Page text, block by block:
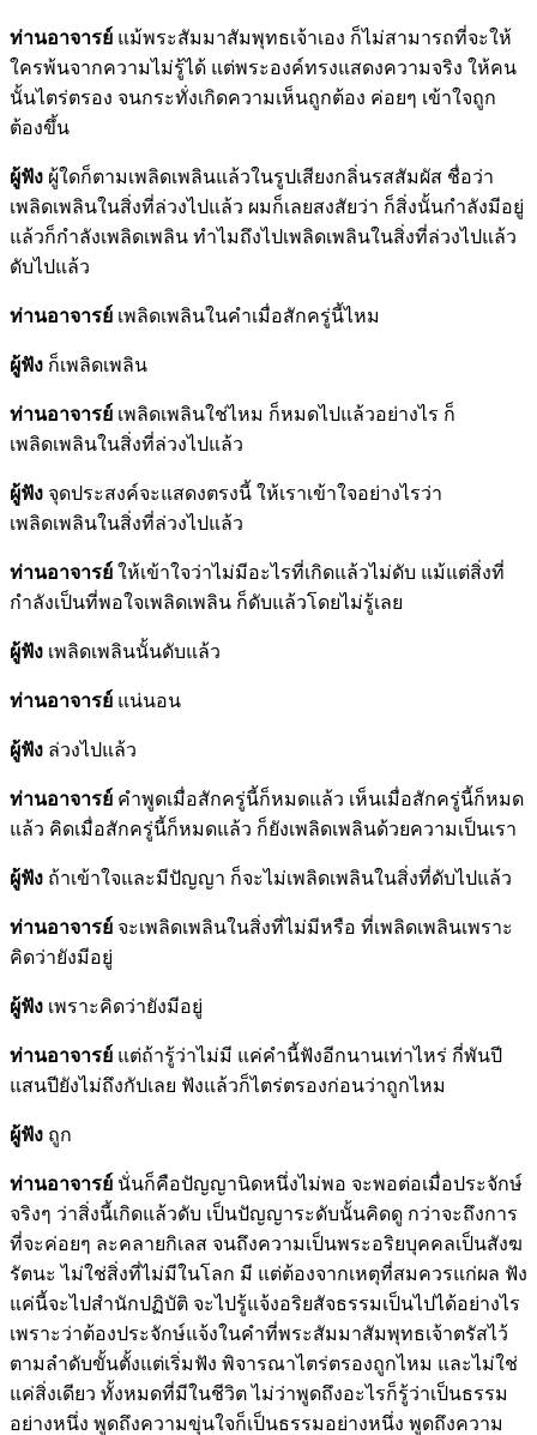
ท่านอาจารย์ แม้พระสัมมาสัมพุทธเจ้าเอง ก็ไม่สามารถที่จะให้
ใครพ้นจากความไม่รู้ได้ แต่พระองค์ทรงแสดงความจริง ให้คน
นั้นไตร่ตรอง จนกระทั่งเกิดความเห็นถูกต้อง ค่อยๆ เข้าใจถูก
ต้องขึ้น
ผู้ฟัง ผู้ใดก็ตามเพลิดเพลินแล้วในรูปเสียงกลิ่นรสสัมผัส ชื่อว่า
เพลิดเพลินในสิ่งที่ล่วงไปแล้ว ผมก็เลยสงสัยว่า ก็สิ่งนั้นกำลังมีอยู่
แล้วก็กำลังเพลิดเพลิน ทำไมถึงไปเพลิดเพลินในสิ่งที่ล่วงไปแล้ว
ดับไปแล้ว
ท่านอาจารย์ เพลิดเพลินในคำเมื่อสักครู่นี้ไหม
ผู้ฟัง ก็เพลิดเพลิน
ท่านอาจารย์ เพลิดเพลินใช่ไหม ก็หมดไปแล้วอย่างไร ก็
เพลิดเพลินในสิ่งที่ล่วงไปแล้ว
ผู้ฟัง จุดประสงค์จะแสดงตรงนี้ ให้เราเข้าใจอย่างไรว่า
เพลิดเพลินในสิ่งที่ล่วงไปแล้ว
ท่านอาจารย์ ให้เข้าใจว่าไม่มีอะไรที่เกิดแล้วไม่ดับ แม้แต่สิ่งที่
กำลังเป็นที่พอใจเพลิดเพลิน ก็ดับแล้วโดยไม่รู้เลย
ผู้ฟัง เพลิดเพลินนั้นดับแล้ว
ท่านอาจารย์ แน่นอน
ผู้ฟัง ล่วงไปแล้ว
ท่านอาจารย์ คำพูดเมื่อสักครู่นี้ก็หมดแล้ว เห็นเมื่อสักครู่นี้ก็หมด
แล้ว คิดเมื่อสักครู่นี้ก็หมดแล้ว ก็ยังเพลิดเพลินด้วยความเป็นเรา
ผู้ฟัง ถ้าเข้าใจและมีปัญญา ก็จะไม่เพลิดเพลินในสิ่งที่ดับไปแล้ว
ท่านอาจารย์ จะเพลิดเพลินในสิ่งที่ไม่มีหรือ ที่เพลิดเพลินเพราะ
คิดว่ายังมีอยู่
ผู้ฟัง เพราะคิดว่ายังมีอยู่
ท่านอาจารย์ แต่ถ้ารู้ว่าไม่มี แค่คำนี้ฟังอีกนานเท่าไหร่ กี่พันปี
แสนปียังไม่ถึงกัปเลย ฟังแล้วก็ไตร่ตรองก่อนว่าถูกไหม
ผู้ฟัง ถูก
ท่านอาจารย์ นั่นก็คือปัญญานิดหนึ่งไม่พอ จะพอต่อเมื่อประจักษ์
จริงๆ ว่าสิ่งนี้เกิดแล้วดับ เป็นปัญญาระดับนั้นคิดดู กว่าจะถึงการ
ที่จะค่อยๆ ละคลายกิเลส จนถึงความเป็นพระอริยบุคคลเป็นสังฆ
รัตนะ ไม่ใช่สิ่งที่ไม่มีในโลก มี แต่ต้องจากเหตุที่สมควรแก่ผล ฟัง
แค่นี้จะไปสำนักปฏิบัติ จะไปรู้แจ้งอริยสัจธรรมเป็นไปได้อย่างไร
เพราะว่าต้องประจักษ์แจ้งในคำที่พระสัมมาสัมพุทธเจ้าตรัสไว้
ตามลำดับขั้นตั้งแต่เริ่มฟัง พิจารณาไตร่ตรองถูกไหม และไม่ใช่
แค่สิ่งเดียว ทั้งหมดที่มีในชีวิต ไม่ว่าพูดถึงอะไรก็รู้ว่าเป็นธรรม
อย่างหนึ่ง พูดถึงความขุ่นใจก็เป็นธรรมอย่างหนึ่ง พูดถึงความ